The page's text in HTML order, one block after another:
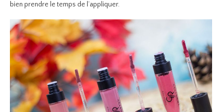
bien prendre le temps de l’appliquer.